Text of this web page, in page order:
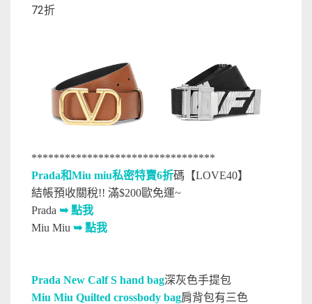
72折
*********************************
Prada和Miu miu私密特賣6折碼【LOVE40】
結帳預收關稅!! 滿$200歐免運~
Prada ➥ 點我
Miu Miu ➥ 點我
Prada New Calf S hand bag深灰色手提包
Miu Miu Quilted crossbody bag肩背包有三色